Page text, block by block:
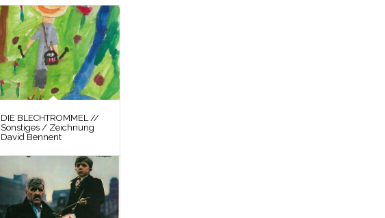
DIE BLECHTROMMEL //
Sonstiges / Zeichnung
David Bennent